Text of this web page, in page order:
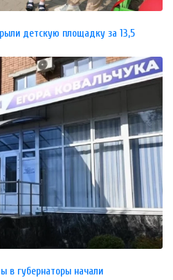
детскую площадку за 13,5
в губернаторы начали